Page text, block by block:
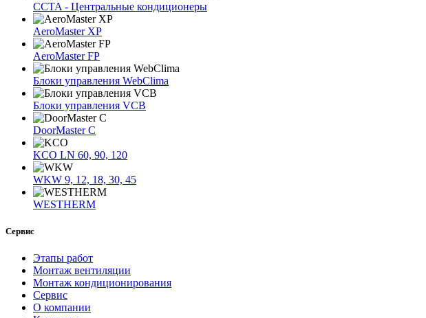
CCTA - Центральные кондиционеры
AeroMaster XP
AeroMaster FP
Блоки упрaвлeния WebClima
Блоки упрaвлeния VCB
DoorMaster C
KCO LN 60, 90, 120
WKW 9, 12, 18, 30, 45
WESTHERM
Сервис
Этапы работ
Монтаж вентиляции
Монтаж кондиционирования
Сервис
О компании